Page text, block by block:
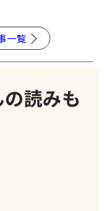
一覧
読みも